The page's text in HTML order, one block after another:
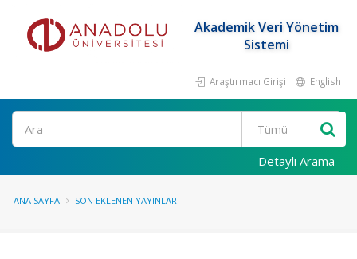
Akademik Veri Yönetim
Sistemi
Araştırmacı Girişi English
Ara
Detaylı Arama
ANA SAYFA SON EKLENEN YAYINLAR